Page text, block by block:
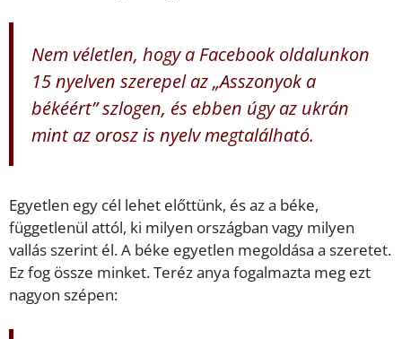
Nem véletlen, hogy a Facebook oldalunkon
15 nyelven szerepel az „Asszonyok a
békéért” szlogen, és ebben úgy az ukrán
mint az orosz is nyelv megtalálható.
Egyetlen egy cél lehet előttünk, és az a béke,
függetlenül attól, ki milyen országban vagy milyen
vallás szerint él. A béke egyetlen megoldása a szeretet.
Ez fog össze minket. Teréz anya fogalmazta meg ezt
nagyon szépen: